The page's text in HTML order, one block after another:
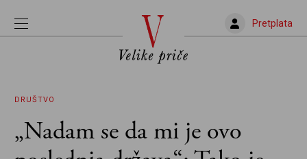
Pretplata
DRUŠTVO
„Nadam se da mi je ovo